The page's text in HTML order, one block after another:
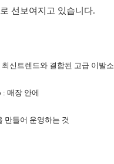
선보여지고 있습니 다.
최신트렌드와 결합된 고급 이발소
:매장 안에
만들어 운영하는 것